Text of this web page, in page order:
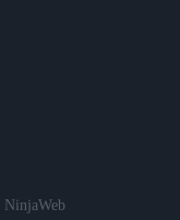
NinjaWeb